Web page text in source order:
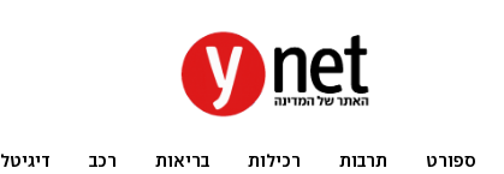
ספורט תרבות רכילות בריאות רכב דיגיטל